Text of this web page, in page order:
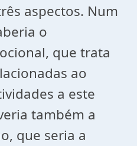
aspectos. Num
o
que trata
ao
a este
também a
que seria a